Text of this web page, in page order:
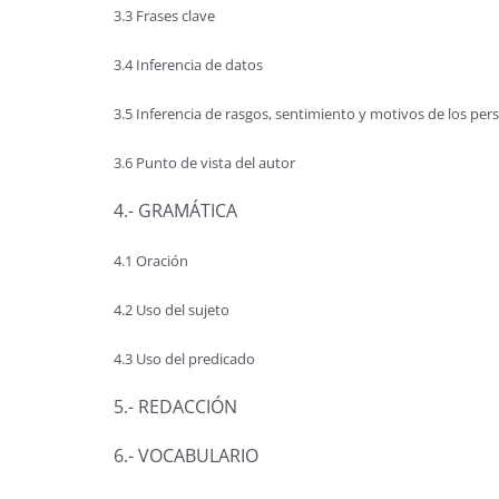
3.3 Frases clave
3.4 Inferencia de datos
3.5 Inferencia de rasgos, sentimiento y motivos de los
3.6 Punto de vista del autor
4.- GRAMÁTICA
4.1 Oración
4.2 Uso del sujeto
4.3 Uso del predicado
5.- REDACCIÓN
6.- VOCABULARIO